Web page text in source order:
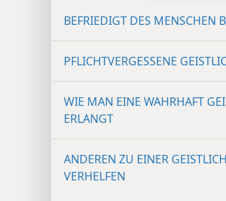
BEFRIEDIGT DES MENSCHEN
PFLICHTVERGESSENE
WIE MAN EINE WAHRHAFT
ERLANGT
ANDEREN ZU EINER
VERHELFEN